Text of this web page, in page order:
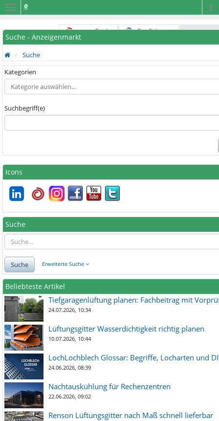
Navigation
Suche - Anzeigenmarkt
Suche
Kategorien
Suchbegriff(e)
Icons
Suche
Suche Erweiterte Suche
Beliebteste Artikel
Tiefgaragenlüftung planen: Fachbeitrag mit
24.07.2026, 10:34
Lüftungsgitter Wasserdichtigkeit richtig planen
10.07.2026, 10:44
LochLochblech Glossar: Begriffe, Locharten und
24.06.2026, 08:39
Nachtauskühlung für Rechenzentren
22.06.2026, 09:02
Renson Lüftungsgitter nach Maß schnell lieferbar